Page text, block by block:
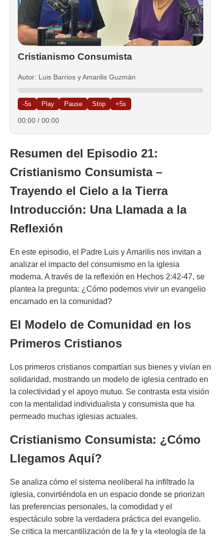
Cristianismo Consumista
Autor: Luis Barrios y Amarilis Guzmán
-5s Play Pause Stop +5s
00:00 / 00:00
Resumen del Episodio 21:
Cristianismo Consumista –
Trayendo el Cielo a la Tierra
Introducción: Una Llamada a la
Reflexión
En este episodio, el Padre Luis y Amarilis nos invitan a
analizar el impacto del consumismo en la iglesia
moderna. A través de la reflexión en Hechos 2:42-47, se
plantea la pregunta: ¿Cómo podemos vivir un evangelio
encarnado en la comunidad?
El Modelo de Comunidad en los
Primeros Cristianos
Los primeros cristianos compartían sus bienes y vivían en
solidaridad, mostrando un modelo de iglesia centrado en
la colectividad y el apoyo mutuo. Se contrasta esta visión
con la mentalidad individualista y consumista que ha
permeado muchas iglesias actuales.
Cristianismo Consumista: ¿Cómo
Llegamos Aquí?
Se analiza cómo el sistema neoliberal ha infiltrado la
iglesia, convirtiéndola en un espacio donde se priorizan
las preferencias personales, la comodidad y el
espectáculo sobre la verdadera práctica del evangelio.
Se critica la mercantilización de la fe y la «teología de la